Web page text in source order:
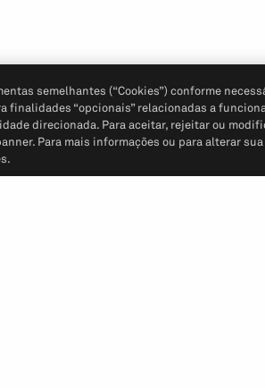
semelhantes (“Cookies”) conforme
finalidades “opcionais” relacionadas a
direcionada. Para aceitar, rejeitar ou
Para mais informações ou para alterar